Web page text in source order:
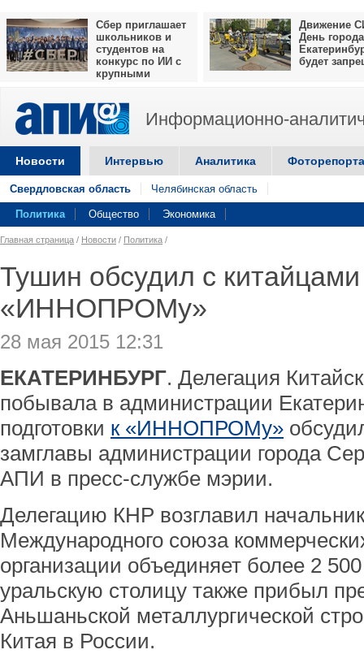
Сбер приглашает
школьников и
студентов на
конкурс по ИИ с
крупными
Движение
День города
будет
Информационно-
Новости Интервью Аналитика
Свердловская область Челябинская область
Политика Общество Экономика
Главная страница / Новости / Политика /
Тушин обсудил с китайцами
«ИННОПРОМу»
28 мая 2015 12:31
ЕКАТЕРИНБУРГ. Делегация
побывала в администрации
подготовки к «ИННОПРОМу»
замглавы администрации города
АПИ в пресс-службе мэрии.
Делегацию КНР возглавил
Международного союза
организации объединяет более 2
уральскую столицу также прибыл
Аньшаньской металлургической
Китая в России.